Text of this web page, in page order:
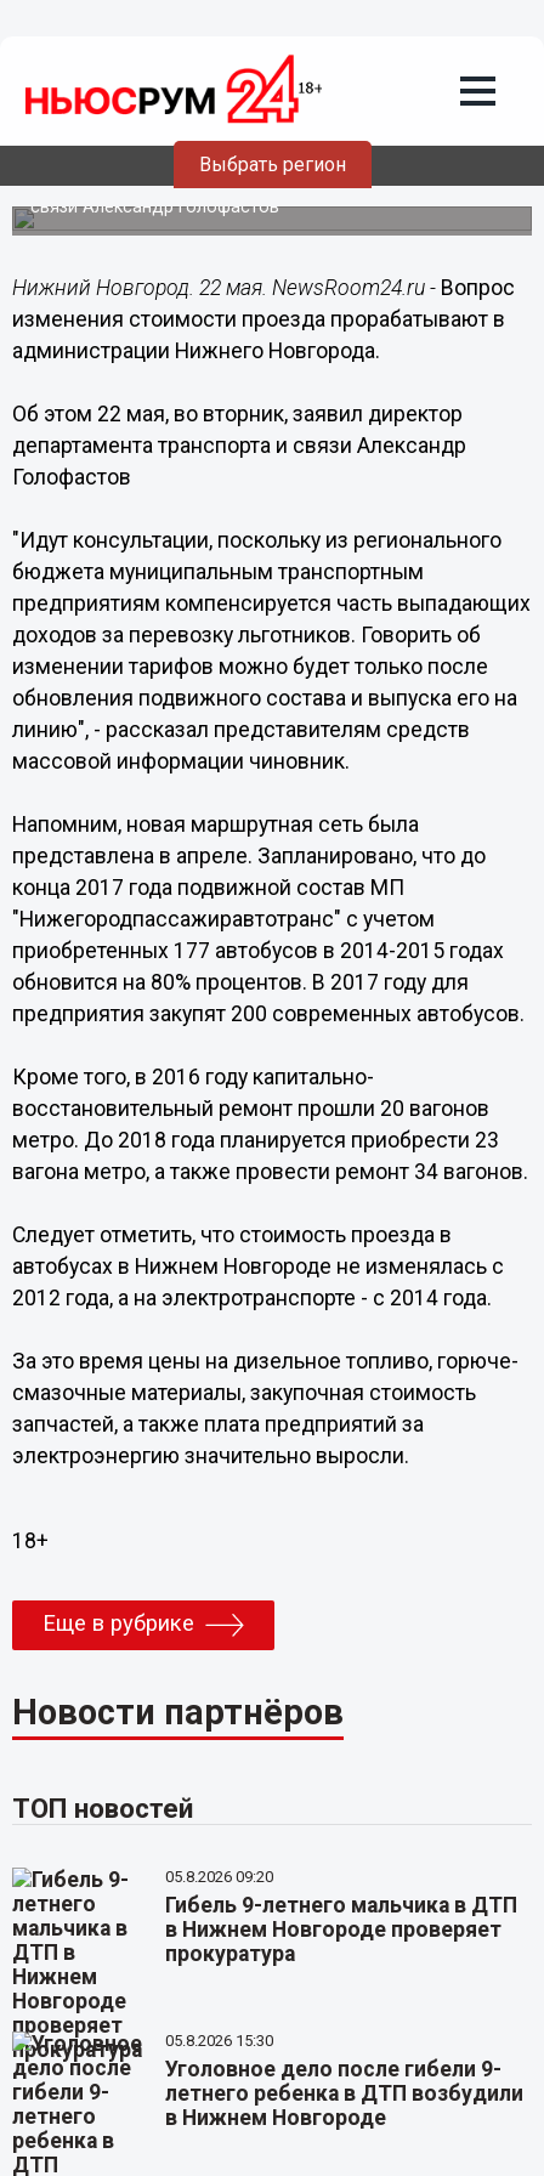
Выбрать регион
В администрации Нижнего Новгорода
прокомментировали возможность
повышения стоимости проезда
Об этом рассказал директор департамента транспорта и
связи Александр Голофастов
Нижний Новгород. 22 мая. NewsRoom24.ru - Вопрос
изменения стоимости проезда прорабатывают в
администрации Нижнего Новгорода.
Об этом 22 мая, во вторник, заявил директор
департамента транспорта и связи Александр
Голофастов
"Идут консультации, поскольку из регионального
бюджета муниципальным транспортным
предприятиям компенсируется часть выпадающих
доходов за перевозку льготников. Говорить об
изменении тарифов можно будет только после
обновления подвижного состава и выпуска его на
линию", - рассказал представителям средств
массовой информации чиновник.
Напомним, новая маршрутная сеть была
представлена в апреле. Запланировано, что до
конца 2017 года подвижной состав МП
"Нижегородпассажиравтотранс" с учетом
приобретенных 177 автобусов в 2014-2015 годах
обновится на 80% процентов. В 2017 году для
предприятия закупят 200 современных автобусов.
Кроме того, в 2016 году капитально-
восстановительный ремонт прошли 20 вагонов
метро. До 2018 года планируется приобрести 23
вагона метро, а также провести ремонт 34 вагонов.
Следует отметить, что стоимость проезда в
автобусах в Нижнем Новгороде не изменялась с
2012 года, а на электротранспорте - с 2014 года.
За это время цены на дизельное топливо, горюче-
смазочные материалы, закупочная стоимость
запчастей, а также плата предприятий за
электроэнергию значительно выросли.
18+
Еще в рубрике
Новости партнёров
ТОП новостей
05.8.2026 09:20
Гибель 9-летнего мальчика в ДТП
в Нижнем Новгороде проверяет
прокуратура
05.8.2026 15:30
Уголовное дело после гибели 9-
летнего ребенка в ДТП возбудили
в Нижнем Новгороде